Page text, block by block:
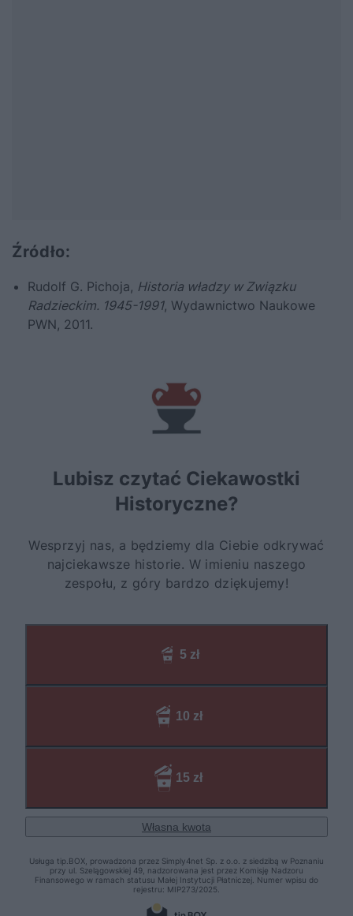
Źródło:
Rudolf G. Pichoja, Historia władzy w Związku
Radzieckim. 1945-1991, Wydawnictwo Naukowe
PWN, 2011.